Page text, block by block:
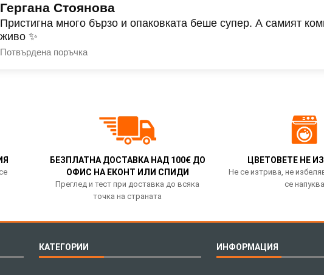
Гергана Стоянова
Пристигна много бързо и опаковката беше супер. А самият
живо ✨
Потвърдена поръчка
БЕЗПЛАТНА ДОСТАВКА НАД 100€ ДО
ОФИС НА ЕКОНТ ИЛИ СПИДИ
Преглед и тест при доставка до всяка
точка на страната
ЦВЕТОВЕТЕ НЕ
Не се изтрива, не
се
КАТЕГОРИИ ИНФОРМАЦИЯ